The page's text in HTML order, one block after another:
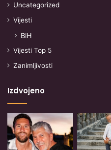
Uncategorized
Vijesti
BiH
Vijesti Top 5
Zanimljivosti
Izdvojeno